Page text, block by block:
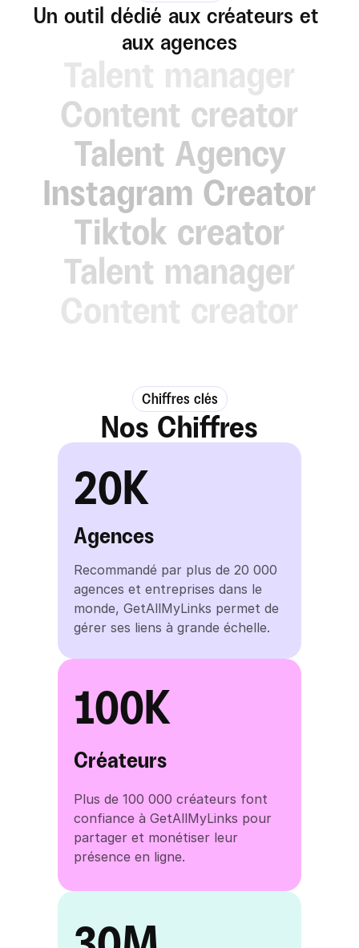
Un outil dédié aux créateurs et
aux agences
Talent manager
Content creator
Talent Agency
Instagram Creator
Tiktok creator
Talent manager
Content creator
Chiffres clés
Nos Chiffres
20K
Agences
Recommandé par plus de 20 000
agences et entreprises dans le
monde, GetAllMyLinks permet de
gérer ses liens à grande échelle.
100K
Créateurs
Plus de 100 000 créateurs font
confiance à GetAllMyLinks pour
partager et monétiser leur
présence en ligne.